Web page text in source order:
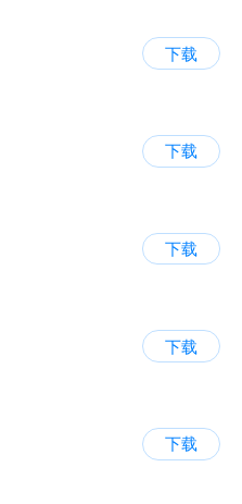
下载
下载
下载
下载
下载